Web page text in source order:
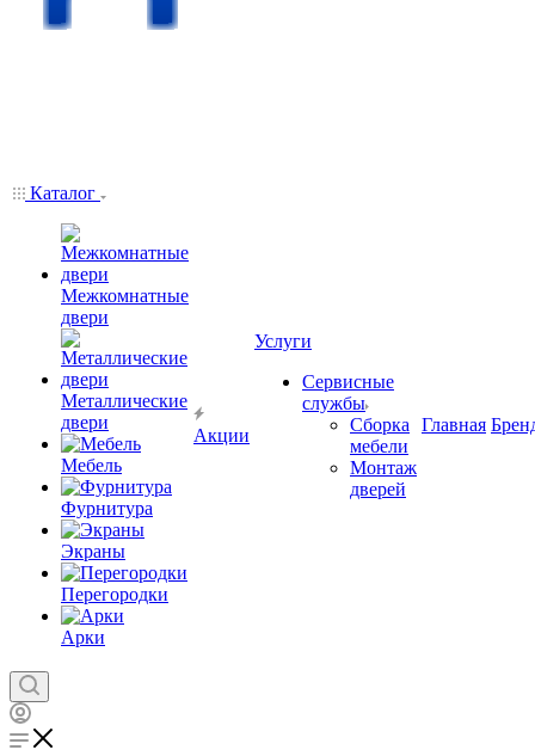
Каталог
Межкомнатные
двери
Металлические
двери
Мебель
Фурнитура
Экраны
Перегородки
Арки
Акции
Услуги
Сервисные
службы
Сборка
мебели
Монтаж
дверей
Главная